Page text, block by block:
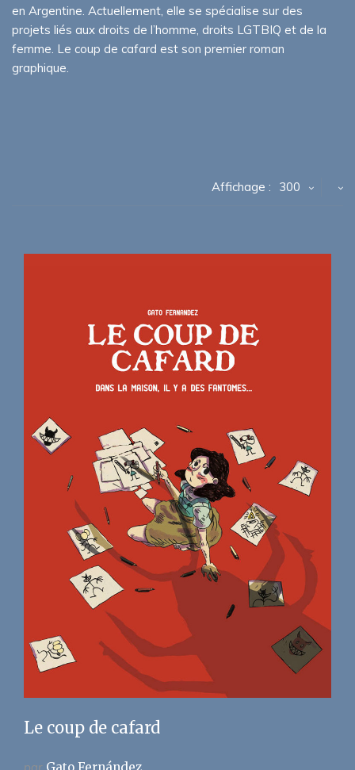
en Argentine. Actuellement, elle se spécialise sur des
projets liés aux droits de l’homme, droits LGTBIQ et de la
femme. Le coup de cafard est son premier roman
graphique.
Affichage : 300
Le coup de cafard